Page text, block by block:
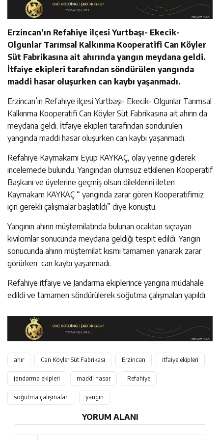
Erzincan’ın Refahiye ilçesi Yurtbaşı- Ekecik-
Olgunlar Tarımsal Kalkınma Kooperatifi Can Köyler
Süt Fabrikasına ait ahırında yangın meydana geldi.
İtfaiye ekipleri tarafından söndürülen yangında
maddi hasar oluşurken can kaybı yaşanmadı.
Erzincan’ın Refahiye ilçesi Yurtbaşı- Ekecik- Olgunlar Tarımsal
Kalkınma Kooperatifi Can Köyler Süt Fabrikasına ait ahırın da
meydana geldi. İtfaiye ekipleri tarafından söndürülen
yangında maddi hasar oluşurken can kaybı yaşanmadı.
Refahiye Kaymakamı Eyüp KAYKAÇ, olay yerine giderek
incelemede bulundu. Yangından olumsuz etkilenen Kooperatif
Başkanı ve üyelerine geçmiş olsun dileklerini ileten
Kaymakam KAYKAÇ “ yangında zarar gören Kooperatifimiz
için gerekli çalışmalar başlatıldı” diye konuştu.
Yangının ahırın müştemilatında bulunan ocaktan sıçrayan
kıvılcımlar sonucunda meydana geldiği tespit edildi. Yangın
sonucunda ahırın müştemilat kısmı tamamen yanarak zarar
görürken can kaybı yaşanmadı.
Refahiye itfaiye ve Jandarma ekiplerince yangına müdahale
edildi ve tamamen söndürülerek soğutma çalışmaları yapıldı.
ahır Can Köyler Süt Fabrikası Erzincan itfaiye ekipleri
jandarma ekipleri maddi hasar Refahiye
soğutma çalışmaları yangın
YORUM ALANI